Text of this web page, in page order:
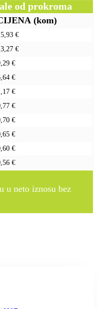
od prokroma
(kom)
€
€
€
€
€
€
€
€
€
€
u neto iznosu bez